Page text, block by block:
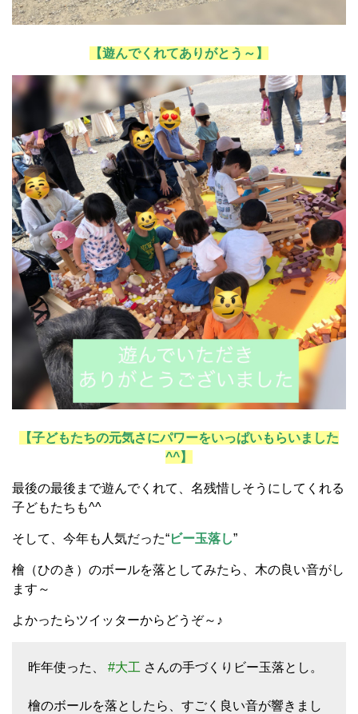
【遊んでくれてありがとう～】
【子どもたちの元気さにパワーをいっぱいもらいました
^^】
最後の最後まで遊んでくれて、名残惜しそうにしてくれる
子どもたちも^^
そして、今年も人気だった“ビー玉落し”
檜（ひのき）のボールを落としてみたら、木の良い音がし
ます～
よかったらツイッターからどうぞ～♪
昨年使った、 #大工 さんの手づくりビー玉落とし。
檜のボールを落としたら、すごく良い音が響きまし